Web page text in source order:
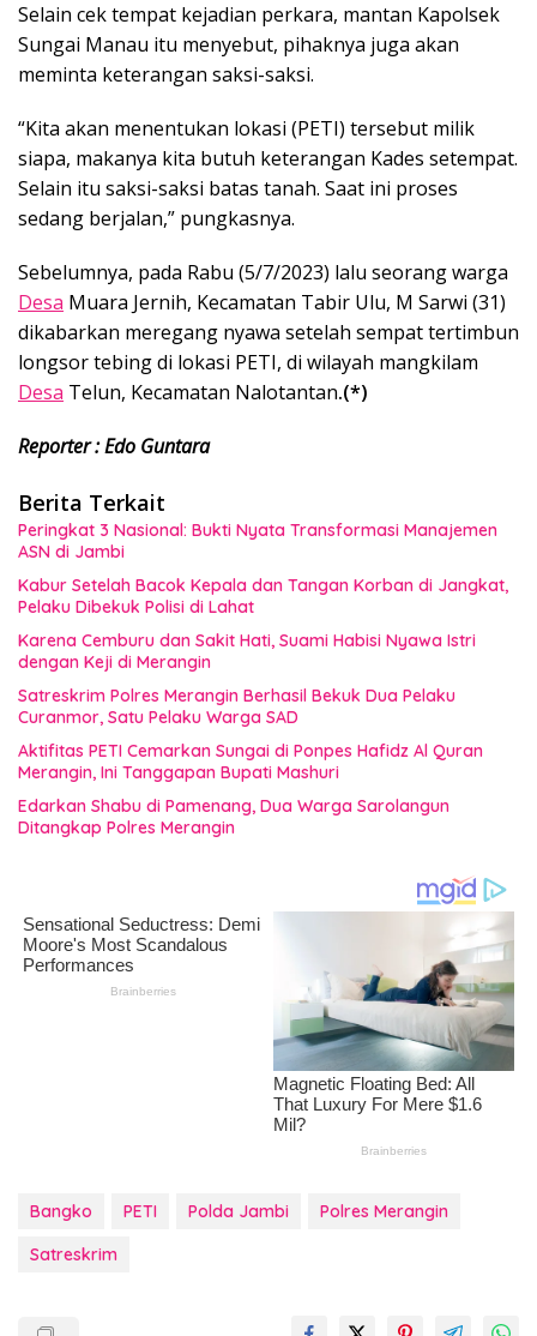
Selain cek tempat kejadian perkara, mantan Kapolsek
Sungai Manau itu menyebut, pihaknya juga akan
meminta keterangan saksi-saksi.
“Kita akan menentukan lokasi (PETI) tersebut milik
siapa, makanya kita butuh keterangan Kades setempat.
Selain itu saksi-saksi batas tanah. Saat ini proses
sedang berjalan,” pungkasnya.
Sebelumnya, pada Rabu (5/7/2023) lalu seorang warga
Desa Muara Jernih, Kecamatan Tabir Ulu, M Sarwi (31)
dikabarkan meregang nyawa setelah sempat tertimbun
longsor tebing di lokasi PETI, di wilayah mangkilam
Desa Telun, Kecamatan Nalotantan.(*)
Reporter : Edo Guntara
Berita Terkait
Peringkat 3 Nasional: Bukti Nyata Transformasi Manajemen
ASN di Jambi
Kabur Setelah Bacok Kepala dan Tangan Korban di Jangkat,
Pelaku Dibekuk Polisi di Lahat
Karena Cemburu dan Sakit Hati, Suami Habisi Nyawa Istri
dengan Keji di Merangin
Satreskrim Polres Merangin Berhasil Bekuk Dua Pelaku
Curanmor, Satu Pelaku Warga SAD
Aktifitas PETI Cemarkan Sungai di Ponpes Hafidz Al Quran
Merangin, Ini Tanggapan Bupati Mashuri
Edarkan Shabu di Pamenang, Dua Warga Sarolangun
Ditangkap Polres Merangin
Bangko PETI Polda Jambi
Polres Merangin
Satreskrim